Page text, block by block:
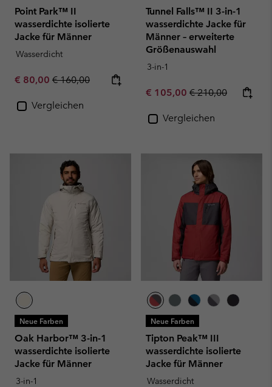
Point Park™ II
wasserdichte isolierte
Jacke für Männer
Wasserdicht
Sale price:
€ 80,00 Regular price:
€ 160,00
Vergleichen
Tunnel Falls™ II 3-in-1
wasserdichte Jacke für
Männer – erweiterte
Größenauswahl
3-in-1
Sale price:
€ 105,00 Regular price:
€ 210,00
Vergleichen
Neue Farben
Oak Harbor™ 3-in-1
wasserdichte isolierte
Jacke für Männer
3-in-1
Neue Farben
Tipton Peak™ III
wasserdichte isolierte
Jacke für Männer
Wasserdicht